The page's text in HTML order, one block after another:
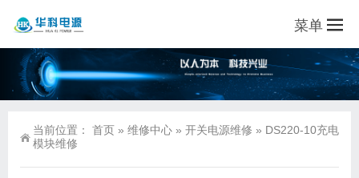
菜单
当前位置： 首页 » 维修中心 » 开关电源维修 » DS220-10充电
模块维修